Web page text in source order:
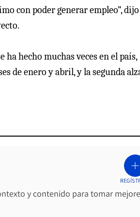
con poder generar empleo”, dijo
ha hecho muchas veces en el país,
de enero y abril, y la segunda
y contenido para tomar